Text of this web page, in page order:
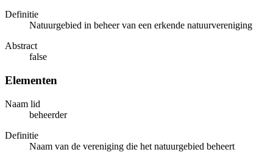
Definitie
Natuurgebied in beheer van een erkende natuurvereniging
Abstract
false
Elementen
Naam lid
beheerder
Definitie
Naam van de vereniging die het natuurgebied beheert